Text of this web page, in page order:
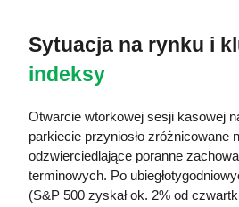
indeksy
Otwarcie wtorkowej sesji kasowej
parkiecie przyniosło zróżnicowane
odzwierciedlające poranne
terminowych. Po
(S&P 500 zyskał ok. 2% od